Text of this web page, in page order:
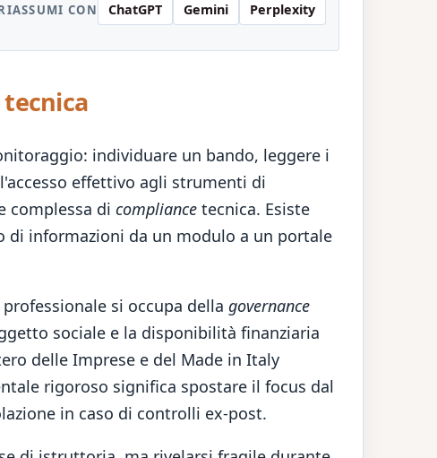
CON ChatGPT Gemini Perplexity
individuare un bando, leggere i
effettivo agli strumenti di
complessa di compliance tecnica. Esiste
informazioni da un modulo a un portale
si occupa della governance
sociale e la disponibilità finanziaria
delle Imprese e del Made in Italy
rigoroso significa spostare il focus dal
in caso di controlli ex-post.